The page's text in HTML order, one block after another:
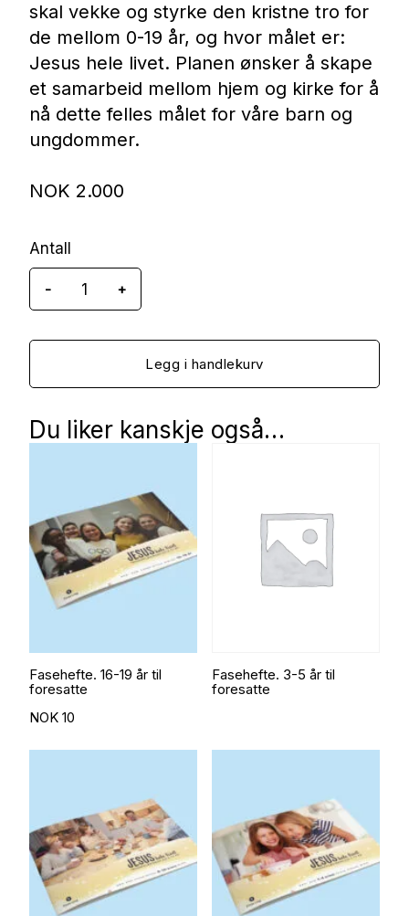
skal vekke og styrke den kristne tro for
de mellom 0-19 år, og hvor målet er:
Jesus hele livet. Planen ønsker å skape
et samarbeid mellom hjem og kirke for å
nå dette felles målet for våre barn og
ungdommer.
NOK 2.000
Antall
-
Jesus
2025/2026
+
Legg i handlekurv
Du liker kanskje også…
Fasehefte. 16-19 år til
foresatte
NOK 10
Fasehefte. 3-5 år til
foresatte